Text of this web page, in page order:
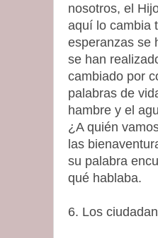
nosotros, el
aquí lo cambia
esperanzas se
se han
cambiado por
palabras de
hambre y el
¿A quién
las
su palabra
qué hablaba.
6. Los